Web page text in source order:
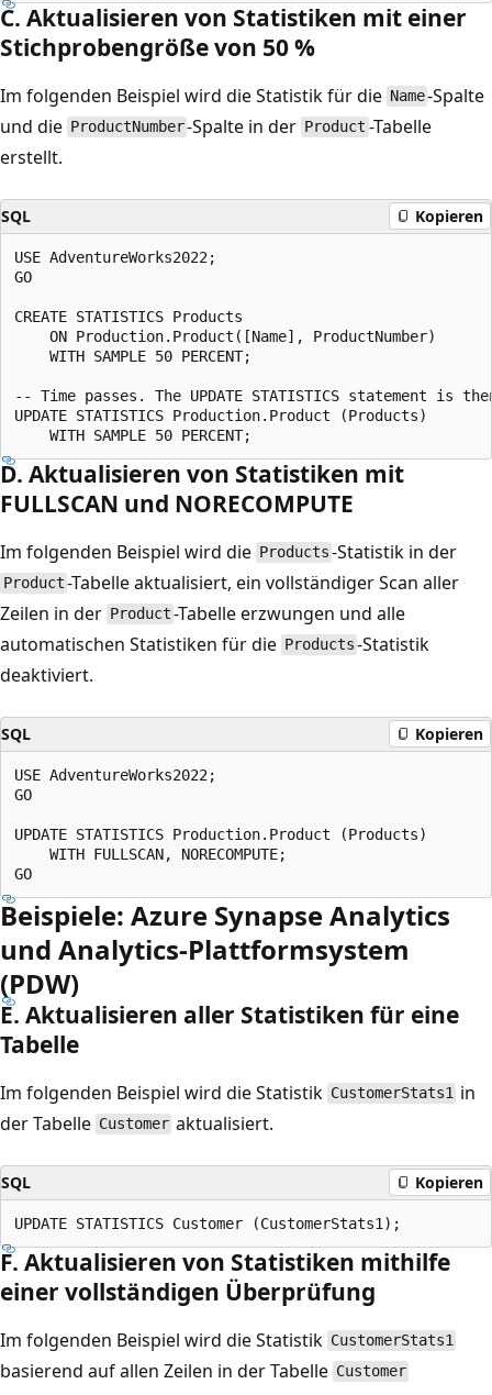
C. Aktualisieren von Statistiken mit einer
Stichprobengröße von 50 %
Im folgenden Beispiel wird die Statistik für die Name-Spalte
und die ProductNumber-Spalte in der Product -Tabelle
erstellt.
SQL Kopieren
USE AdventureWorks2022;
GO
CREATE STATISTICS Products
    ON Production.Product([Name], ProductNumber)
    WITH SAMPLE 50 PERCENT;
-- Time passes. The UPDATE STATISTICS statement is
UPDATE STATISTICS Production.Product (Products)
D. Aktualisieren von Statistiken mit
FULLSCAN und NORECOMPUTE
Im folgenden Beispiel wird die Products -Statistik in der
Product -Tabelle aktualisiert, ein vollständiger Scan aller
Zeilen in der Product -Tabelle erzwungen und alle
automatischen Statistiken für die Products -Statistik
deaktiviert.
SQL Kopieren
USE AdventureWorks2022;
GO
UPDATE STATISTICS Production.Product (Products)
    WITH FULLSCAN, NORECOMPUTE;
Beispiele: Azure Synapse Analytics
und Analytics-Plattformsystem
(PDW)
E. Aktualisieren aller Statistiken für eine
Tabelle
Im folgenden Beispiel wird die Statistik CustomerStats1 in
der Tabelle Customer aktualisiert.
SQL Kopieren
F. Aktualisieren von Statistiken mithilfe
einer vollständigen Überprüfung
Im folgenden Beispiel wird die Statistik CustomerStats1
basierend auf allen Zeilen in der Tabelle Customer